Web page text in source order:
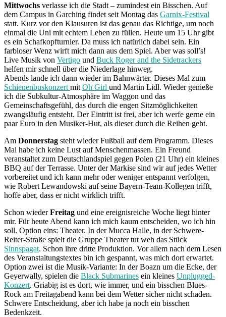
Mittwochs verlasse ich die Stadt – zumindest ein Bisschen. Auf
dem Campus in Garching findet seit Montag das Garnix-Festival
statt. Kurz vor den Klausuren ist das genau das Richtige, um noch
einmal die Uni mit echtem Leben zu füllen. Heute um 15 Uhr gibt
es ein Schafkopfturnier. Da muss ich natürlich dabei sein. Ein
farbloser Wenz wirft mich dann aus dem Spiel. Aber was soll’s!
Live Musik von Vertigo und Buck Roger and the Sidetrackers
helfen mir schnell über die Niederlage hinweg.
Abends lande ich dann wieder im Bahnwärter. Dieses Mal zum
Schienenbuskonzert mit Oh Girl und Martin Lidl. Wieder genieße
ich die Subkultur-Atmosphäre im Waggon und das
Gemeinschaftsgefühl, das durch die engen Sitzmöglichkeiten
zwangsläufig entsteht. Der Eintritt ist frei, aber ich werfe gerne ein
paar Euro in den Musiker-Hut, als dieser durch die Reihen geht.
Am Donnerstag steht wieder Fußball auf dem Programm. Dieses
Mal habe ich keine Lust auf Menschenmassen. Ein Freund
veranstaltet zum Deutschlandspiel gegen Polen (21 Uhr) ein kleines
BBQ auf der Terrasse. Unter der Markise sind wir auf jedes Wetter
vorbereitet und ich kann mehr oder weniger entspannt verfolgen,
wie Robert Lewandowski auf seine Bayern-Team-Kollegen trifft,
hoffe aber, dass er nicht wirklich trifft.
Schon wiederFreitag und eine ereignisreiche Woche liegt hinter
mir. Für heute Abend kann ich mich kaum entscheiden, wo ich hin
soll. Option eins: Theater. In der Mucca Halle, in der Schwere-
Reiter-Straße spielt die Gruppe Theater tut weh das Stück
Sinnspagat. Schon ihre dritte Produktion. Vor allem nach dem Lesen
des Veranstaltungstextes bin ich gespannt, was mich dort erwartet.
Option zwei ist die Musik-Variante: In der Boazn um die Ecke, der
Geyerwally, spielen die Black Submarines ein kleines Unplugged-
Konzert. Griabig ist es dort, wie immer, und ein bisschen Blues-
Rock am Freitagabend kann bei dem Wetter sicher nicht schaden.
Schwere Entscheidung, aber ich habe ja noch ein bisschen
Bedenkzeit.